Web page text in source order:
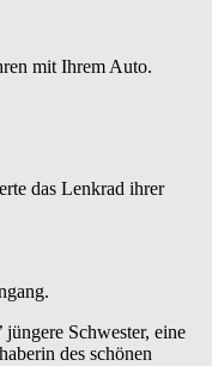
mit Ihrem Auto.
das Lenkrad ihrer
Schwester, eine
des schönen